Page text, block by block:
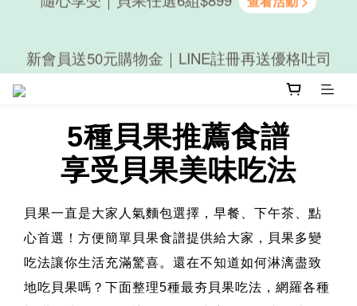
隨心享受｜貝果任選6組$899
5種貝果推薦食譜
享受貝果美味吃法
貝果一直是大家人氣麵包選擇，早餐、下午茶、點
心首選！方便簡單貝果食譜提供給大家，貝果多變
吃法讓你生活充滿驚喜。還在不知道如何淋漓盡致
地吃貝果嗎？下面整理5種最夯貝果吃法，網羅各種